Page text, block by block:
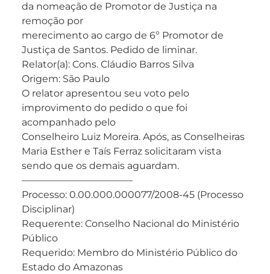
da nomeação de Promotor de Justiça na
remoção por
merecimento ao cargo de 6º Promotor de
Justiça de Santos. Pedido de liminar.
Relator(a): Cons. Cláudio Barros Silva
Origem: São Paulo
O relator apresentou seu voto pelo
improvimento do pedido o que foi
acompanhado pelo
Conselheiro Luiz Moreira. Após, as Conselheiras
Maria Esther e Taís Ferraz solicitaram vista
sendo que os demais aguardam.
———————————–
Processo: 0.00.000.000077/2008-45 (Processo
Disciplinar)
Requerente: Conselho Nacional do Ministério
Público
Requerido: Membro do Ministério Público do
Estado do Amazonas